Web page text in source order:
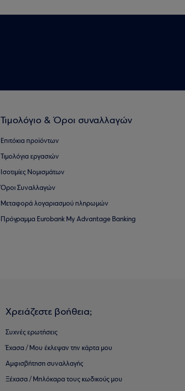
Τιμολόγιο & Όροι συναλλαγών
Επιτόκια προϊόντων
Τιμολόγια εργασιών
Ισοτιμίες Νομισμάτων
Όροι Συναλλαγών
Μεταφορά λογαριασμού πληρωμών
Πρόγραμμα Eurobank My Advantage Banking
Χρειάζεστε βοήθεια;
Συχνές ερωτήσεις
Έχασα / Μου έκλεψαν την κάρτα μου
Αμφισβήτηση συναλλαγής
Ξέχασα / Μπλόκαρα τους κωδικούς μου